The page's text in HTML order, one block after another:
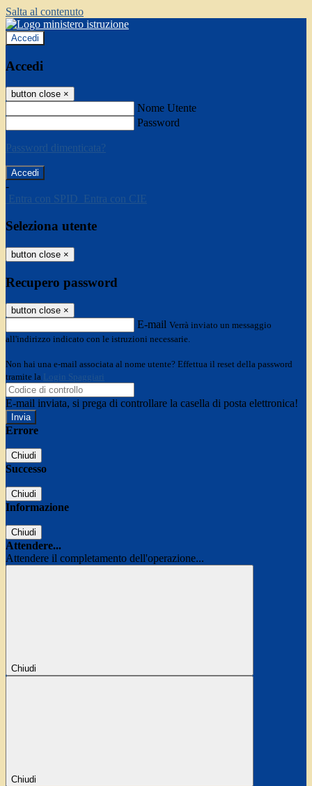
Salta al contenuto
Accedi
Accedi
button close ×
Nome Utente
Password
Password dimenticata?
-
Entra con SPID
Entra con CIE
Seleziona utente
button close ×
Recupero password
button close ×
E-mail Verrà inviato un messaggio
all'indirizzo indicato con le istruzioni necessarie.
Non hai una e-mail associata al nome utente? Effettua il reset della password
tramite la Login Spaggiari
E-mail inviata, si prega di controllare la casella di posta elettronica!
Errore
Chiudi
Successo
Chiudi
Informazione
Chiudi
Attendere...
Attendere il completamento dell'operazione...
Chiudi
Chiudi